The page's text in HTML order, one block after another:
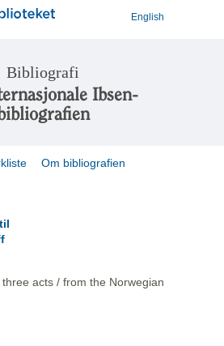
English
Bibliografi
Ibsen-
Om bibliografien
acts / from the Norwegian